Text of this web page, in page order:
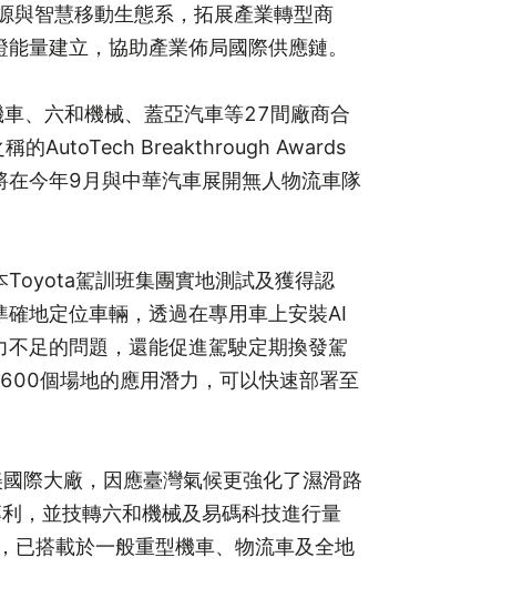
智慧移動生態系，拓展產業轉型商
量建立，協助產業佈局國際供應鏈。
、六和機械、蓋亞汽車等27間廠商合
稱的AutoTech Breakthrough Awards
今年9月與中華汽車展開無人物流車隊
Toyota駕訓班集團實地測試及獲得認
地定位車輛，透過在專用車上安裝AI
足的問題，還能促進駕駛定期換發駕
個場地的應用潛力，可以快速部署至
際大廠，因應臺灣氣候更強化了濕滑路
，並技轉六和機械及易碼科技進行量
已搭載於一般重型機車、物流車及全地